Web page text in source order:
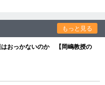
もっと見る
はおっかないのか 【岡嶋教授の